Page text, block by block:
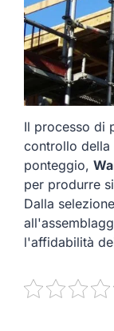
Il processo di
controllo della
ponteggio,
per produrre
Dalla
l'affidabilità